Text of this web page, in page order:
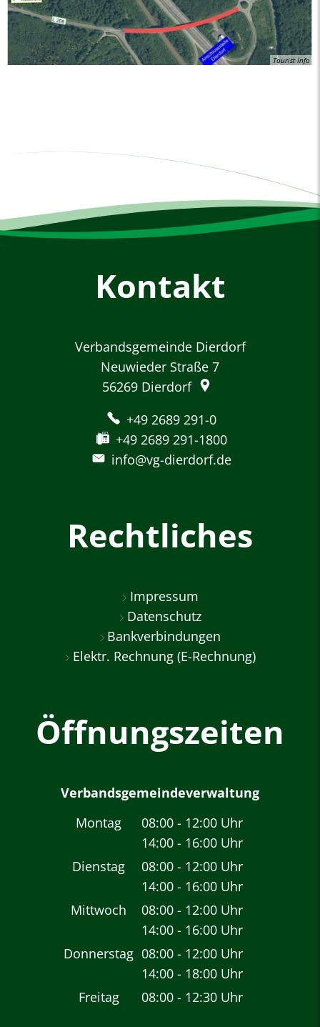
Tourist Info
Kontakt
Verbandsgemeinde Dierdorf
Neuwieder Straße 7
56269 Dierdorf
+49 2689 291-0
+49 2689 291-1800
info@vg-dierdorf.de
Rechtliches
Impressum
Datenschutz
Bankverbindungen
Elektr. Rechnung (E-Rechnung)
Öffnungszeiten
Verbandsgemeindeverwaltung
Montag
08:00 - 12:00 Uhr
Von 08:00 bis 12:00
14:00 - 16:00 Uhr
Von 14:00 bis 16:00
Dienstag 08:00 - 12:00 Uhr
Von 08:00 bis 12:00
14:00 - 16:00 Uhr
Von 14:00 bis 16:00
Mittwoch 08:00 - 12:00 Uhr
Von 08:00 bis 12:00
14:00 - 16:00 Uhr
Von 14:00 bis 16:00
Donnerstag 08:00 - 12:00 Uhr
Von 08:00 bis 12:00
14:00 - 18:00 Uhr
Von 14:00 bis 18:00
Freitag 08:00 - 12:30 Uhr